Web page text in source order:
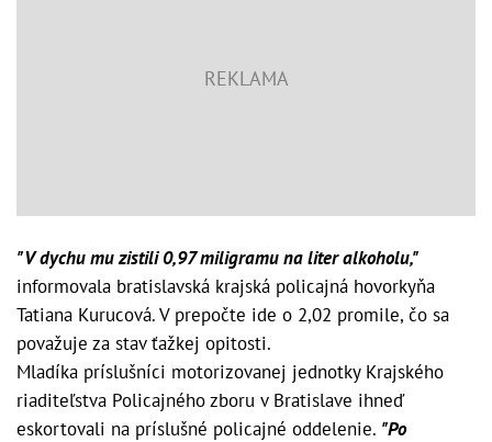
"V dychu mu zistili 0,97 miligramu na liter alkoholu,"
informovala bratislavská krajská policajná hovorkyňa
Tatiana Kurucová. V prepočte ide o 2,02 promile, čo sa
považuje za stav ťažkej opitosti.
Mladíka príslušníci motorizovanej jednotky Krajského
riaditeľstva Policajného zboru v Bratislave ihneď
eskortovali na príslušné policajné oddelenie. "Po